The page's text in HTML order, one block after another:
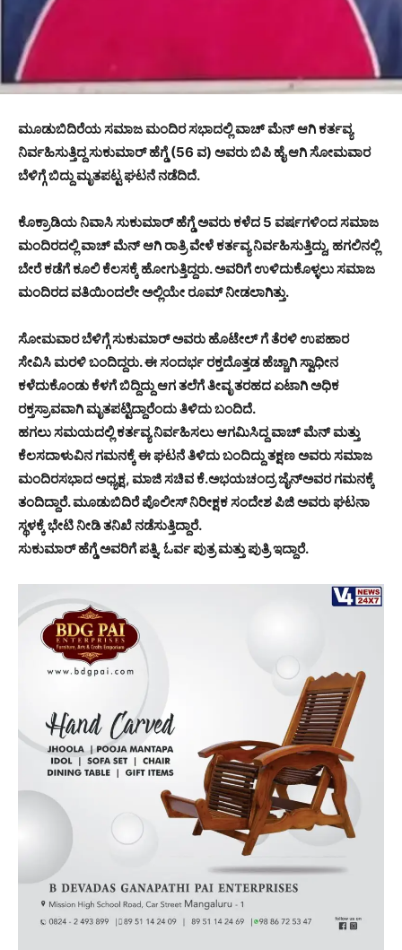
ಮೂಡುಬಿದಿರೆಯ ಸಮಾಜ ಮಂದಿರ ಸಭಾದಲ್ಲಿ ವಾಚ್ ಮೆನ್ ಆಗಿ ಕರ್ತವ್ಯ
ನಿರ್ವಹಿಸುತ್ತಿದ್ದ ಸುಕುಮಾರ್ ಹೆಗ್ಡೆ (56 ವ) ಅವರು ಬಿಪಿ ಹೈ ಆಗಿ ಸೋಮವಾರ
ಬೆಳಿಗ್ಗೆ ಬಿದ್ದು ಮೃತಪಟ್ಟ ಘಟನೆ ನಡೆದಿದೆ.
ಕೊಕ್ರಾಡಿಯ ನಿವಾಸಿ ಸುಕುಮಾರ್ ಹೆಗ್ಡೆ ಅವರು ಕಳೆದ 5 ವರ್ಷಗಳಿಂದ ಸಮಾಜ
ಮಂದಿರದಲ್ಲಿ ವಾಚ್ ಮೆನ್ ಆಗಿ ರಾತ್ರಿ ವೇಳೆ ಕರ್ತವ್ಯ ನಿರ್ವಹಿಸುತ್ತಿದ್ದು, ಹಗಲಿನಲ್ಲಿ
ಬೇರೆ ಕಡೆಗೆ ಕೂಲಿ ಕೆಲಸಕ್ಕೆ ಹೋಗುತ್ತಿದ್ದರು. ಅವರಿಗೆ ಉಳಿದುಕೊಳ್ಳಲು ಸಮಾಜ
ಮಂದಿರದ ವತಿಯಿಂದಲೇ ಅಲ್ಲಿಯೇ ರೂಮ್ ನೀಡಲಾಗಿತ್ತು.
ಸೋಮವಾರ ಬೆಳಿಗ್ಗೆ ಸುಕುಮಾರ್ ಅವರು ಹೊಟೇಲ್ ಗೆ ತೆರಳಿ ಉಪಹಾರ
ಸೇವಿಸಿ ಮರಳಿ ಬಂದಿದ್ದರು. ಈ ಸಂದರ್ಭ ರಕ್ತದೊತ್ತಡ ಹೆಚ್ಚಾಗಿ ಸ್ವಾಧೀನ
ಕಳೆದುಕೊಂಡು ಕೆಳಗೆ ಬಿದ್ದಿದ್ದು ಆಗ ತಲೆಗೆ ತೀವೃ ತರಹದ ಏಟಾಗಿ ಅಧಿಕ
ರಕ್ತಸ್ರಾವವಾಗಿ ಮೃತಪಟ್ಟಿದ್ದಾರೆಂದು ತಿಳಿದು ಬಂದಿದೆ.
ಹಗಲು ಸಮಯದಲ್ಲಿ ಕರ್ತವ್ಯ ನಿರ್ವಹಿಸಲು ಆಗಮಿಸಿದ್ದ ವಾಚ್ ಮೆನ್ ಮತ್ತು
ಕೆಲಸದಾಳುವಿನ ಗಮನಕ್ಕೆ ಈ ಘಟನೆ ತಿಳಿದು ಬಂದಿದ್ದು ತಕ್ಷಣ ಅವರು ಸಮಾಜ
ಮಂದಿರಸಭಾದ ಅಧ್ಯಕ್ಷ, ಮಾಜಿ ಸಚಿವ ಕೆ.ಅಭಯಚಂದ್ರ ಜೈನ್‌ಅವರ ಗಮನಕ್ಕೆ
ತಂದಿದ್ದಾರೆ. ಮೂಡುಬಿದಿರೆ ಪೊಲೀಸ್ ನಿರೀಕ್ಷಕ ಸಂದೇಶ ಪಿಜಿ ಅವರು ಘಟನಾ
ಸ್ಥಳಕ್ಕೆ ಭೇಟಿ ನೀಡಿ ತನಿಖೆ ನಡೆಸುತ್ತಿದ್ದಾರೆ.
ಸುಕುಮಾರ್ ಹೆಗ್ಡೆ ಅವರಿಗೆ ಪತ್ನಿ, ಓರ್ವ ಪುತ್ರ ಮತ್ತು ಪುತ್ರಿ ಇದ್ದಾರೆ.